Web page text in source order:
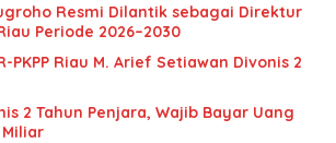
Resmi Dilantik sebagai Direktur
Periode 2026–2030
PKPP Riau M. Arief Setiawan Divonis 2
2 Tahun Penjara, Wajib Bayar Uang